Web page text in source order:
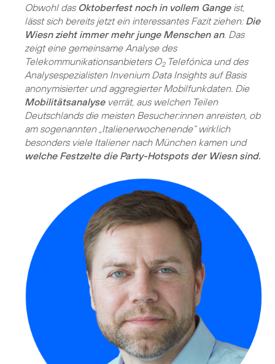
Obwohl das Oktoberfest noch in vollem Gangeist,
lässt sich bereits jetzt ein interessantes Fazit ziehen: Die
Wiesn zieht immer mehr junge Menschen an. Das
zeigt eine gemeinsame Analyse des
Telekommunikationsanbieters O2Telefónica und des
Analysespezialisten Invenium Data Insights auf Basis
anonymisierter und aggregierter Mobilfunkdaten. Die
Mobilitätsanalyseverrät, aus welchen Teilen
Deutschlands die meisten Besucher:innen anreisten, ob
am sogenannten „Italienerwochenende“ wirklich
besonders viele Italiener nach München kamen und
welche Festzelte die Party-Hotspots der Wiesn sind.